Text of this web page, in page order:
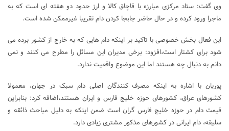
وی گفت: ستاد مرکزی مبارزه با قاچاق کالا و ارز حدود دو هفته ای است که به
ماجرا ورود کرده و در حال حاضر جابجا کردن دام تقریبا غیرممکن شده است.
این فعال بخش خصوصی با تاکید بر اینکه دام هایی که به خارج از کشور برده می
شود برای کشتار است،افزود: برخی مدیران این مسائل را مطرح می کنند و نمی
دانم به دنبال چه هستند اما این موضوع واقعیت ندارد.
پوریان با اشاره به اینکه مصرف کنندگان اصلی دام سبک در جهان، معمولا
کشورهای عراق، کشورهای حوزه خلیج فارس و ایران هستند،اضافه کرد: بنابراین
قیمت دام در حوزه خلیج فارس گران است ضمن اینکه به دلیل مباحث ذائقه و
سلیقه، دام ایرانی در کشورهای مذکور مشتری زیادی دارد.